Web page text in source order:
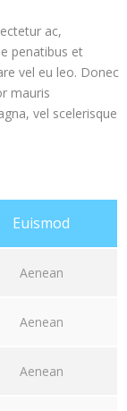
ac,
penatibus et
vel eu leo. Donec
mauris
vel scelerisque
Euismod
Aenean
Aenean
Aenean